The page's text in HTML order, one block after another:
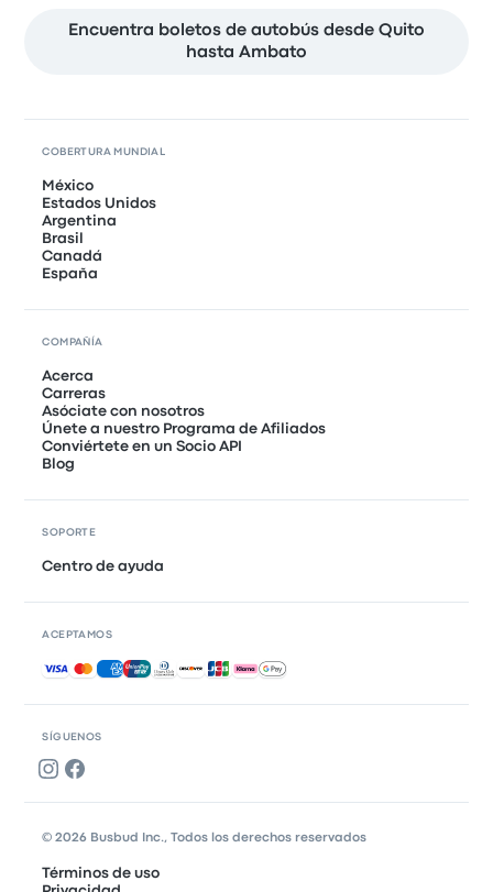
Encuentra boletos de autobús desde Quito
hasta Ambato
SÍGUENOS
COBERTURA MUNDIAL
México
Estados Unidos
Argentina
Brasil
Canadá
España
COMPAÑÍA
Acerca
Carreras
Asóciate con nosotros
Únete a nuestro Programa de Afiliados
Conviértete en un Socio API
Blog
SOPORTE
Centro de ayuda
ACEPTAMOS
Pagos aceptados
© 2026 Busbud Inc., Todos los derechos reservados
Términos de uso